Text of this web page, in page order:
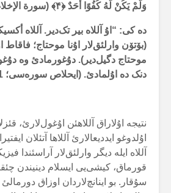
وَلَمْ يَكُنْ لَهُ كُفُوًا أَحَدٌ ﴿۴﴾ (سورة
دە کی: “اۇ آللاە بیر تک‌دیر. آللاە
(بۆتۆن وارلئق‌لار اۇنا موحتاج؛ فاقاط
موحتاج دگیل‌دیر). دۇغورمادئ وە
دنک دە اۇلمادئ. (ایحلاص سورەسی؛
نتیجە اۇلاراق آللاهئن اۇغول‌لارئ،
اۇلدوغو ایددیعالارئ آللاها آتئلان
آللاە ایلە دیگر وارلئق‌لار آراسئندا
قورماق، کیشی‌یی ایسلام دینیندن
سۇقار. بو اینانچ‌لاردان اوزاق دورمالئ